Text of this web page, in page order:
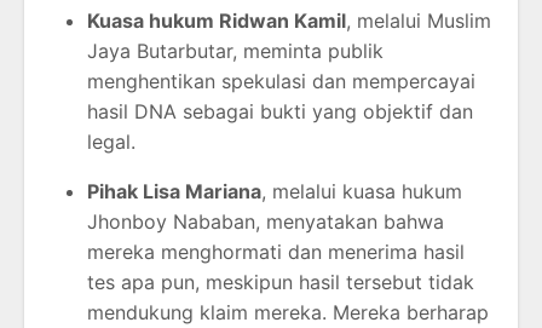
Kuasa hukum Ridwan Kamil, melalui Muslim
Jaya Butarbutar, meminta publik
menghentikan spekulasi dan mempercayai
hasil DNA sebagai bukti yang objektif dan
legal.
Pihak Lisa Mariana, melalui kuasa hukum
Jhonboy Nababan, menyatakan bahwa
mereka menghormati dan menerima hasil
tes apa pun, meskipun hasil tersebut tidak
mendukung klaim mereka. Mereka berharap